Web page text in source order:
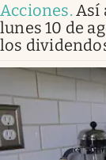
Acciones.Así
lunes 10 de
los